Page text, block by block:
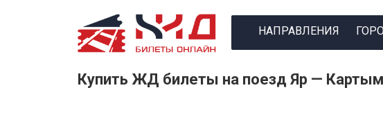
НАПРАВЛЕНИЯ
Купить ЖД билеты на поезд Яр —